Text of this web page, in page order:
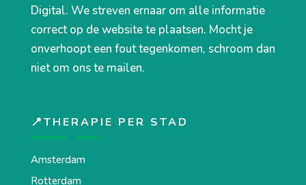
Digital. We streven ernaar om alle informatie
correct op de website te plaatsen. Mocht je
onverhoopt een fout tegenkomen, schroom dan
niet om ons te mailen.
📍THERAPIE PER STAD
Amsterdam
Rotterdam